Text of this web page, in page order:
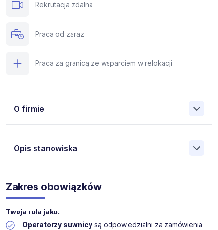
Rekrutacja zdalna
Praca od zaraz
Praca za granicą ze wsparciem w relokacji
O firmie
Opis stanowiska
dostawców stali
w Holandii.
producentom stali, firmom budowlanym, fabrykom maszyn i
producentom przyczep z szerokim asortymentem
magazynowym.
Zakres obowiązków
Twoja rola jako:
Operatorzy suwnicysą odpowiedzialni za zamówienia